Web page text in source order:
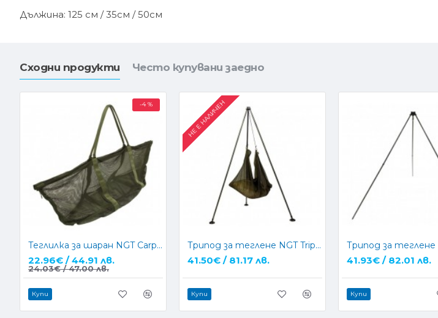
Дължина: 125 см / 35см / 50см
Сходни продукти Често купувани заедно
-4 %
Теглилка за шаран NGT Carp Sling System
22.96€ / 44.91 лв.
24.03€ / 47.00 лв.
Купи
НЕ Е НАЛИЧЕН
Трипод за теглене NGT Tripod Weighing System
41.50€ / 81.17 лв.
Купи
41.93€ / 82.01 лв.
Купи